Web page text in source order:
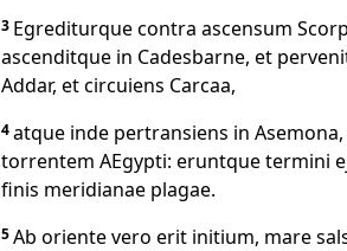
3 Egrediturque contra ascensum
ascenditque in Cadesbarne, et
Addar, et circuiens Carcaa,
4atque inde pertransiens in
torrentem AEgypti: eruntque termini
finis meridianae plagae.
5Ab oriente vero erit initium, mare